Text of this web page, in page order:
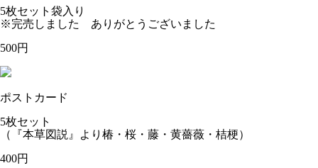
5枚セット袋入り
※完売しました ありがとうございました
500円
ポストカード
5枚セット
（『本草図説』より椿・桜・藤・黄薔薇・桔梗）
400円